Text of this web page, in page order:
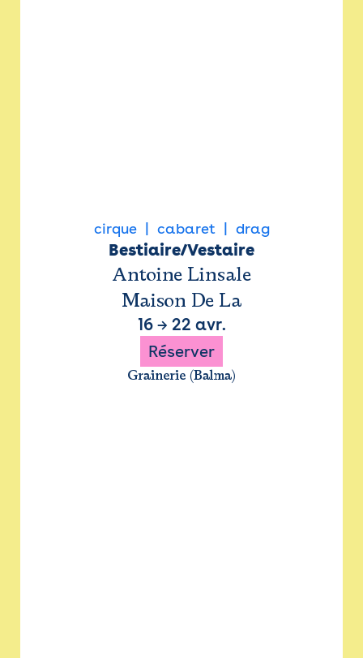
cirque cabaret drag
Bestiaire/Vestaire
Antoine Linsale
Maison De La
16→ 22 avr.
Réserver
Grainerie (Balma)